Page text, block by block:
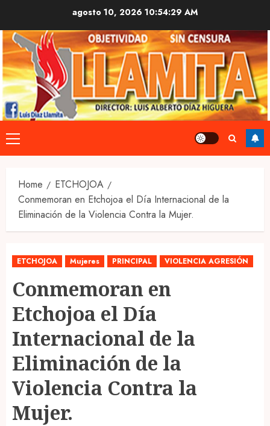
content
agosto 10, 2026 10:54:30 AM
Primary
Menu
Home
ETCHOJOA
Conmemoran en Etchojoa el Día Internacional de la
Eliminación de la Violencia Contra la Mujer.
ETCHOJOA Mujeres PRINCIPAL VIOLENCIA AGRESIÓN
Conmemoran en
Etchojoa el Día
Internacional de la
Eliminación de la
Violencia Contra la
Mujer.